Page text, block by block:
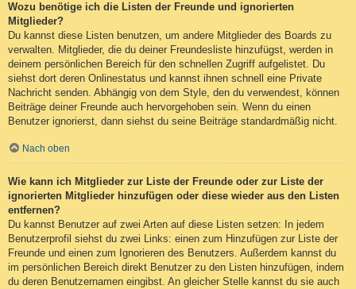
Wozu benötige ich die Listen der Freunde und ignorierten
Mitglieder?
Du kannst diese Listen benutzen, um andere Mitglieder des Boards zu
verwalten. Mitglieder, die du deiner Freundesliste hinzufügst, werden in
deinem persönlichen Bereich für den schnellen Zugriff aufgelistet. Du
siehst dort deren Onlinestatus und kannst ihnen schnell eine Private
Nachricht senden. Abhängig von dem Style, den du verwendest, können
Beiträge deiner Freunde auch hervorgehoben sein. Wenn du einen
Benutzer ignorierst, dann siehst du seine Beiträge standardmäßig nicht.
Nach oben
Wie kann ich Mitglieder zur Liste der Freunde oder zur Liste der
ignorierten Mitglieder hinzufügen oder diese wieder aus den Listen
entfernen?
Du kannst Benutzer auf zwei Arten auf diese Listen setzen: In jedem
Benutzerprofil siehst du zwei Links: einen zum Hinzufügen zur Liste der
Freunde und einen zum Ignorieren des Benutzers. Außerdem kannst du
im persönlichen Bereich direkt Benutzer zu den Listen hinzufügen, indem
du deren Benutzernamen eingibst. An gleicher Stelle kannst du sie auch